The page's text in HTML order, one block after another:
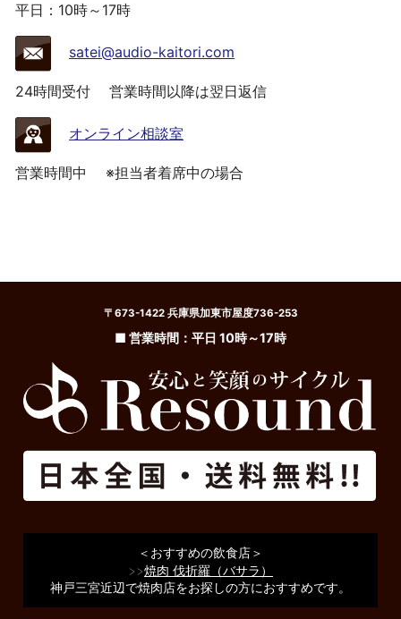
平日：10時～17時
satei@audio-kaitori.com
24時間受付 営業時間以降は翌日返信
オンライン相談室
営業時間中 ※担当者着席中の場合
〒673-1422 兵庫県加東市屋度736-253
■ 営業時間：平日 10時～17時
＜おすすめの飲食店＞
>>焼肉 伐折羅（バサラ）
神戸三宮近辺で焼肉店をお探しの方におすすめです。